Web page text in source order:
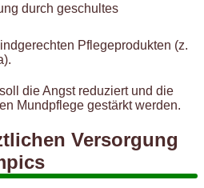
durch geschultes
Pflegeprodukten (z.
die Angst reduziert und die
Mundpflege gestärkt werden.
Versorgung